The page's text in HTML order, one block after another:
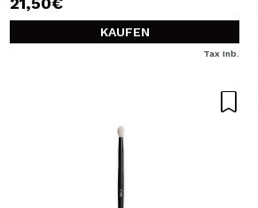
KAUFEN
Tax Inb.